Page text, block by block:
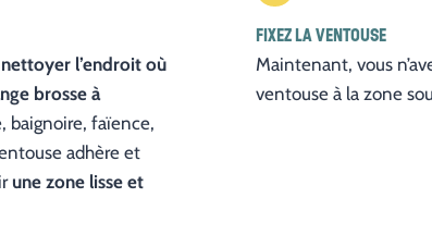
l’endroit où
brosse à
baignoire, faïence,
adhère et
une zone lisse et
FIXEZ LA VENTOUSE
Maintenant, vous
ventouse à la zone